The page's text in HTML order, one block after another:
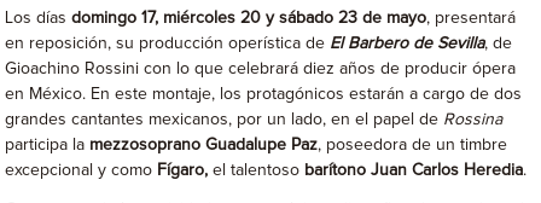
Los díasdomingo 17, miércoles 20 y sábado 23 de mayo, presentará
en reposición, su producción operística de El Barbero de Sevilla, de
Gioachino Rossini con lo que celebrará diez años de producir ópera
en México. En este montaje, los protagónicos estarán a cargo de dos
grandes cantantes mexicanos, por un lado, en el papel de Rossina
participa la mezzosoprano Guadalupe Paz, poseedora de un timbre
excepcional y como Fígaro,el talentoso barítono Juan Carlos Heredia.